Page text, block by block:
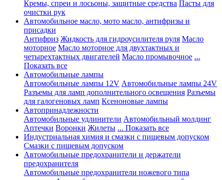
Кремы, спреи и лосьоны, защитные средства Пасты для
очистки рук
Автомобильное масло, мото масло, антифризы и
присадки
Антифриз Жидкость для гидроусилителя руля Масло
моторное Масло моторное для двухтактных и
четырехтактных двигателей Масло промывочное ...
Показать все
Автомобильные лампы
Автомобильные лампы 12V Автомобильные лампы 24V
Разъемы для ламп дополнительного освещения Разъемы
для галогеновых ламп Ксеноновые лампы
Автопринадлежности
Автомобильные удлинители Автомобильный молдинг
Аптечки Воронки Жилеты ... Показать все
Индустриальная химия и смазки с пищевым допуском
Смазки с пищевым допуском
Автомобильные предохранители и держатели
предохранителя
Автомобильные предохранители ножевого типа